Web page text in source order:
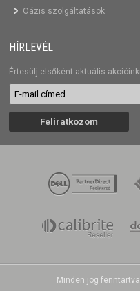
Oázis szolgáltatások
HÍRLEVÉL
Értesülj elsőként aktuális
Minden jog